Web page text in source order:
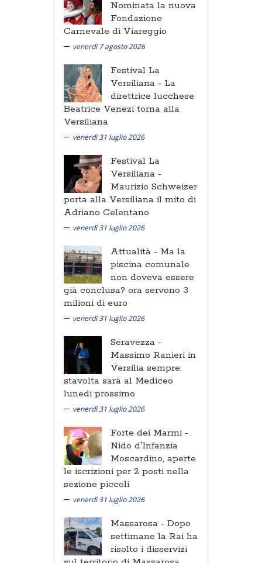
Nominata la nuova
Fondazione
Carnevale di Viareggio
venerdì 7 agosto 2026
Festival La
Versiliana - La
direttrice lucchese
Beatrice Venezi torna alla
Versiliana
venerdì 31 luglio 2026
Festival La
Versiliana -
Maurizio Schweizer
porta alla Versiliana il mito di
Adriano Celentano
venerdì 31 luglio 2026
Attualità - Ma la
piscina comunale
non doveva essere
già conclusa? ora servono 3
milioni di euro
venerdì 31 luglio 2026
Seravezza -
Massimo Ranieri in
Versilia sempre:
stavolta sarà al Mediceo
lunedi prossimo
venerdì 31 luglio 2026
Forte dei Marmi -
Nido d'Infanzia
Moscardino, aperte
le iscrizioni per 2 posti nella
sezione piccoli
venerdì 31 luglio 2026
Massarosa - Dopo
settimane la Rai ha
risolto i disservizi